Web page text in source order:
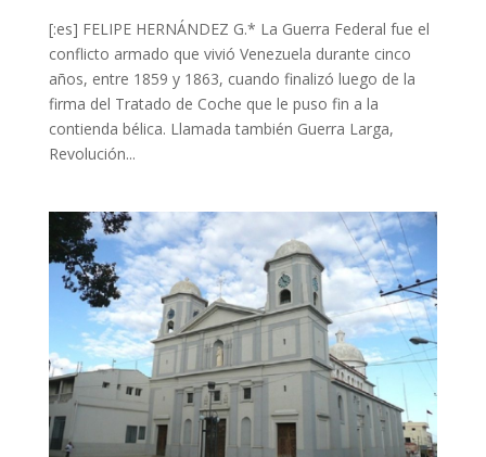
[:es] FELIPE HERNÁNDEZ G.* La Guerra Federal fue el
conflicto armado que vivió Venezuela durante cinco
años, entre 1859 y 1863, cuando finalizó luego de la
firma del Tratado de Coche que le puso fin a la
contienda bélica. Llamada también Guerra Larga,
Revolución...